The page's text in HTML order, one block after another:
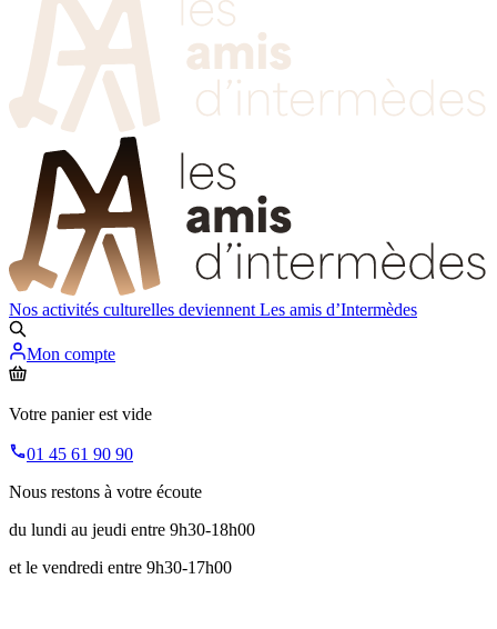
Nos activités culturelles deviennent Les amis d’Intermèdes
Mon compte
Votre panier est vide
01 45 61 90 90
Nous restons à votre écoute
du lundi au jeudi entre 9h30-18h00
et le vendredi entre 9h30-17h00